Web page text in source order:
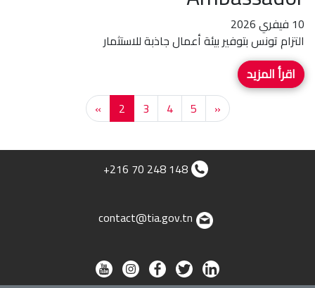
10 فيفري 2026
التزام تونس بتوفير بيئة أعمال جاذبة للاستثمار
اقرأ المزيد
« 2 3 4 5 »
+216 70 248 148
contact@tia.gov.tn